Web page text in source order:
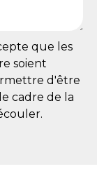
que les
soient
d'être
cadre de la